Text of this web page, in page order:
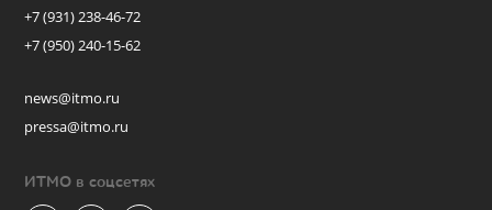
+7 (931) 238-46-72
+7 (950) 240-15-62
news@itmo.ru
pressa@itmo.ru
ИТМО в соцсетях